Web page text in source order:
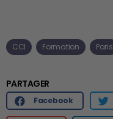
CCI Formation Paris
PARTAGER
Facebook